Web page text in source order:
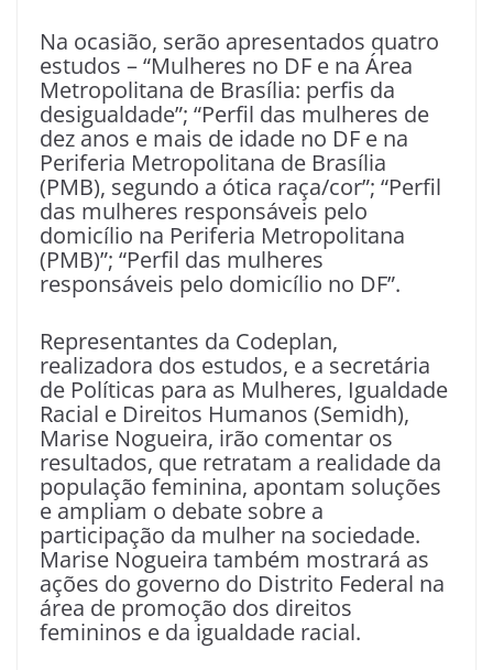
Na ocasião, serão apresentados quatro
estudos – “Mulheres no DF e na Área
Metropolitana de Brasília: perfis da
desigualdade”; “Perfil das mulheres de
dez anos e mais de idade no DF e na
Periferia Metropolitana de Brasília
(PMB), segundo a ótica raça/cor”; “Perfil
das mulheres responsáveis pelo
domicílio na Periferia Metropolitana
(PMB)”; “Perfil das mulheres
responsáveis pelo domicílio no DF”.
Representantes da Codeplan,
realizadora dos estudos, e a secretária
de Políticas para as Mulheres, Igualdade
Racial e Direitos Humanos (Semidh),
Marise Nogueira, irão comentar os
resultados, que retratam a realidade da
população feminina, apontam soluções
e ampliam o debate sobre a
participação da mulher na sociedade.
Marise Nogueira também mostrará as
ações do governo do Distrito Federal na
área de promoção dos direitos
femininos e da igualdade racial.